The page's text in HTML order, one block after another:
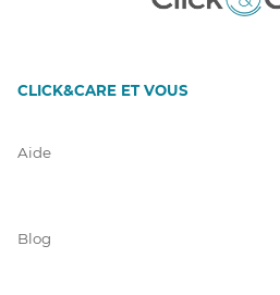
CLICK&CARE ET VOUS
Aide
Blog